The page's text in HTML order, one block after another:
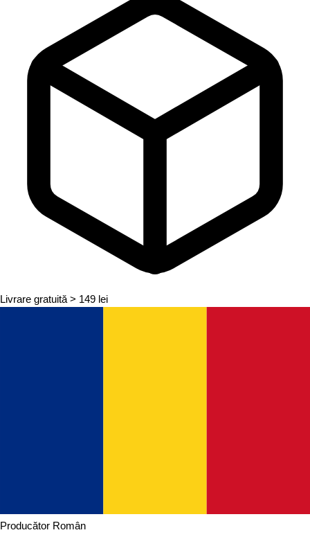
Livrare gratuită > 149 lei
Producător Român